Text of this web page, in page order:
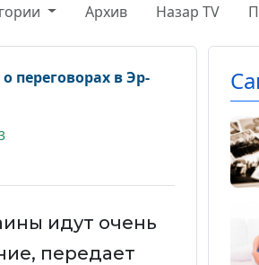
Архив Назар TV
переговорах в Эр-
идут очень
передает